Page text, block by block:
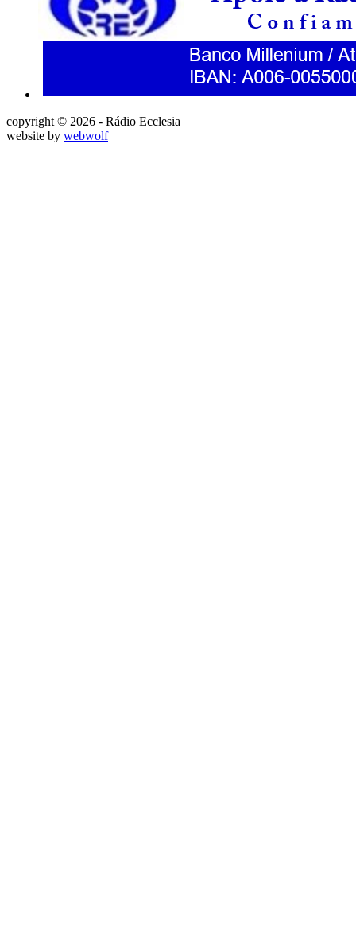
copyright © 2026 - Rádio Ecclesia
website by webwolf